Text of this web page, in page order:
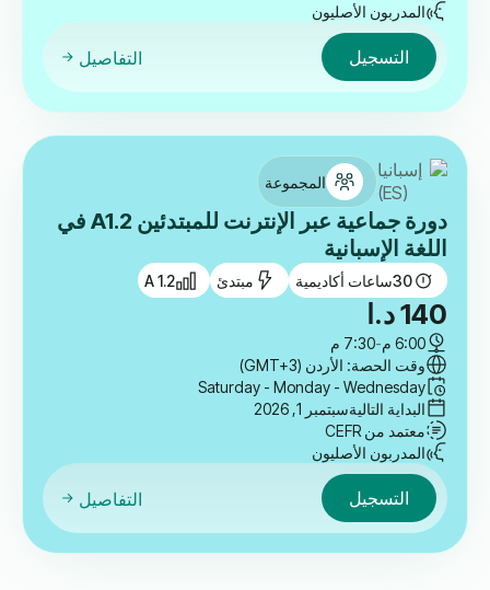
المدربون الأصليون
التسجيل التفاصيل
المجموعة
دورة جماعية عبر الإنترنت للمبتدئين A1.2 في
اللغة الإسبانية
30ساعات أكاديمية مبتدئ A 1.2
140د.ا
6:00 م -7:30 م
وقت الحصة: الأردن (GMT+3)
Saturday - Monday - Wednesday
البداية التاليةسبتمبر 1, 2026
معتمد من CEFR
المدربون الأصليون
التسجيل التفاصيل